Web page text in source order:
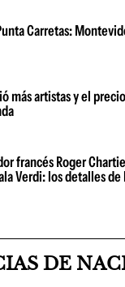
Carretas:
más artistas y el
francés Roger
Verdi: los detalles
DE